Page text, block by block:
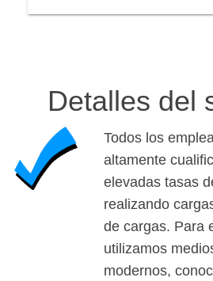
Detalles del
Todos los
altamente
elevadas tasas
realizando
de cargas. Para
utilizamos
modernos,